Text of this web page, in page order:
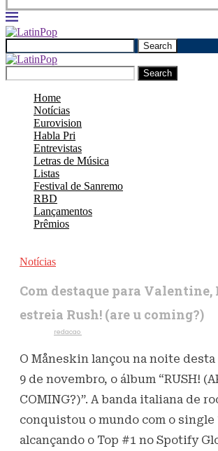
Search
Search
Home
Notícias
Eurovision
Habla Pri
Entrevistas
Letras de Música
Listas
Festival de Sanremo
RBD
Lançamentos
Prêmios
Notícias
Com destaque para
estreia Rush! (are u coming?)
redacao
O Måneskin lançou na noite
9 de novembro, o álbum “RUSH!
COMING?)”. A banda italiana de
conquistou o mundo com o single
alcançando o Top #1 no Spotify